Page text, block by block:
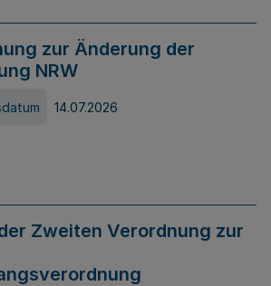
zur Änderung der
NRW
14.07.2026
Zweiten Verordnung zur